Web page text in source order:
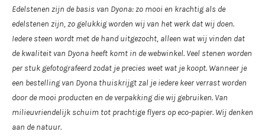
Edelstenen zijn de basis van Dyona: zo mooi en krachtig als de
edelstenen zijn, zo gelukkig worden wij van het werk dat wij doen.
Iedere steen wordt met de hand uitgezocht, alleen wat wij vinden dat
de kwaliteit van Dyona heeft komt in de webwinkel. Veel stenen worden
per stuk gefotografeerd zodat je precies weet wat je koopt. Wanneer je
een bestelling van Dyona thuiskrijgt zal je iedere keer verrast worden
door de mooi producten en de verpakking die wij gebruiken. Van
milieuvriendelijk schuim tot prachtige flyers op eco-papier. Wij denken
aan de natuur.